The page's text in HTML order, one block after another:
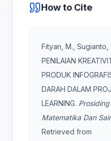
How to Cite
Fityan, M., Sugianto,
PENILAIAN
PRODUK
DARAH DALAM
LEARNING.
Matematika Dan
Retrieved from